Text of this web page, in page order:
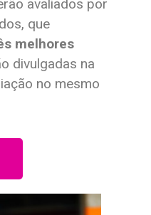
avaliados por
que
melhores
divulgadas na
no mesmo